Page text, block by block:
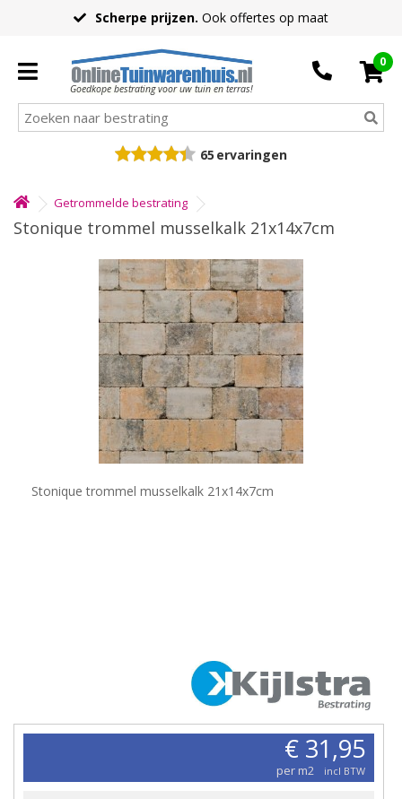
Scherpe prijzen. Ook offertes op maat
Goedkope bestrating voor uw tuin en terras!
0
65 ervaringen
Getrommelde bestrating
Stonique trommel musselkalk 21x14x7cm
Stonique trommel musselkalk 21x14x7cm
€ 31,95
per m2 incl BTW